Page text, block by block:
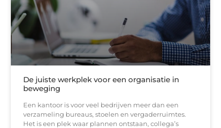
De juiste werkplek voor een organisatie in
beweging
Een kantoor is voor veel bedrijven meer dan een
verzameling bureaus, stoelen en vergaderruimtes.
Het is een plek waar plannen ontstaan, collega’s